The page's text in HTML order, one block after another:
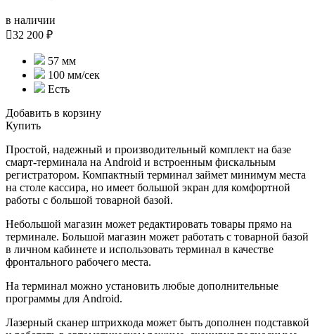
в наличии
32 200 ₽
57 мм
100 мм/сек
Есть
Добавить в корзину
Купить
Простой, надежный и производительный комплект на базе
смарт-терминала на Android и встроенным фискальным
регистратором. Компактный терминал займет минимум места
на столе кассира, но имеет большой экран для комфортной
работы с большой товарной базой.
Небольшой магазин может редактировать товары прямо на
терминале. Большой магазин может работать с товарной базой
в личном кабинете и использовать терминал в качестве
фронтального рабочего места.
На терминал можно установить любые дополнительные
программы для Android.
Лазерный сканер штрихкода может быть дополнен подставкой